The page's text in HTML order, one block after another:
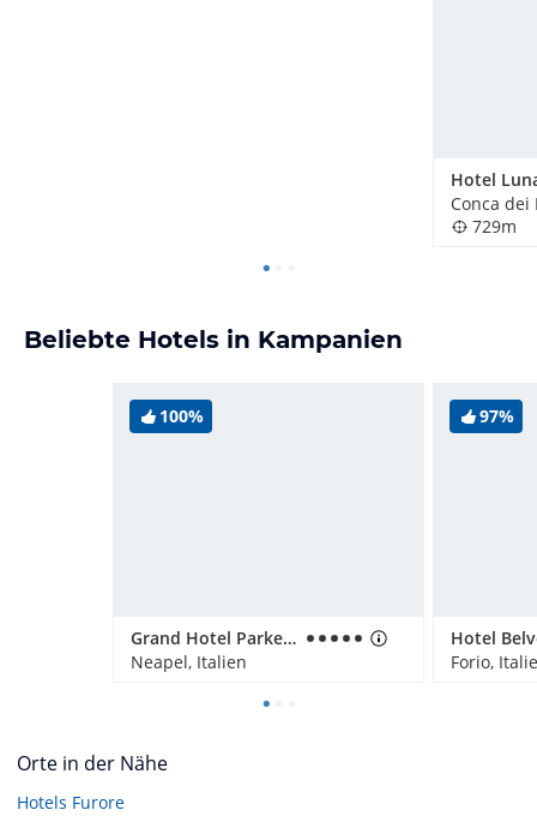
Conca
729m
Beliebte Hotels in Kampanien
100%
Grand Hotel Parker's
Neapel, Italien
97%
Hotel
Forio,
Orte in der Nähe
Hotels Furore